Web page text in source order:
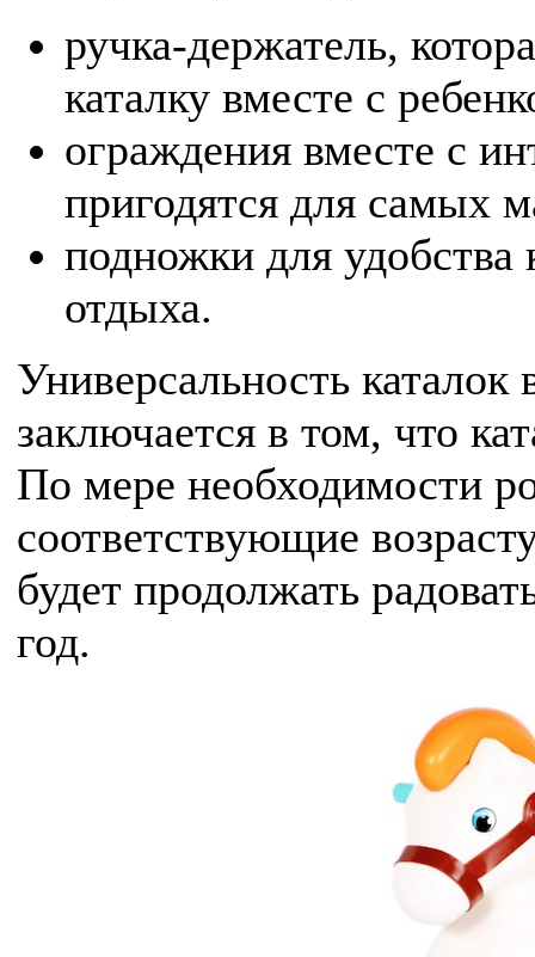
ручка-держатель,
каталку вместе с
ограждения вместе с
пригодятся для самых
подножки для
отдыха.
Универсальность
заключается в том, что
По мере необходимости
соответствующие
будет продолжать
год.